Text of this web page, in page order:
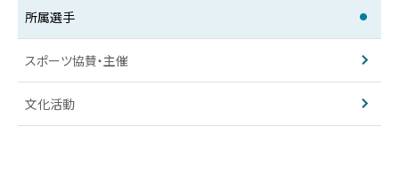
所属選手
スポーツ協賛・主催
文化活動